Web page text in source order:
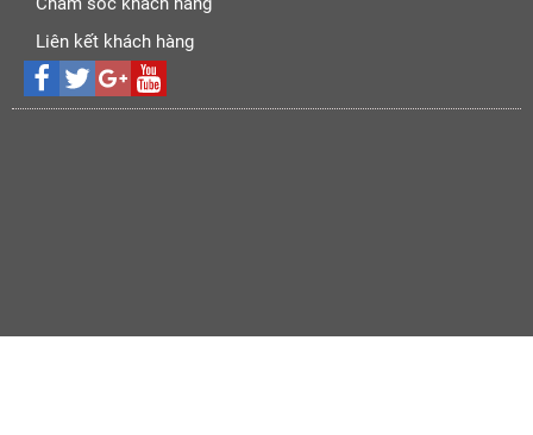
Liên kết khách hàng